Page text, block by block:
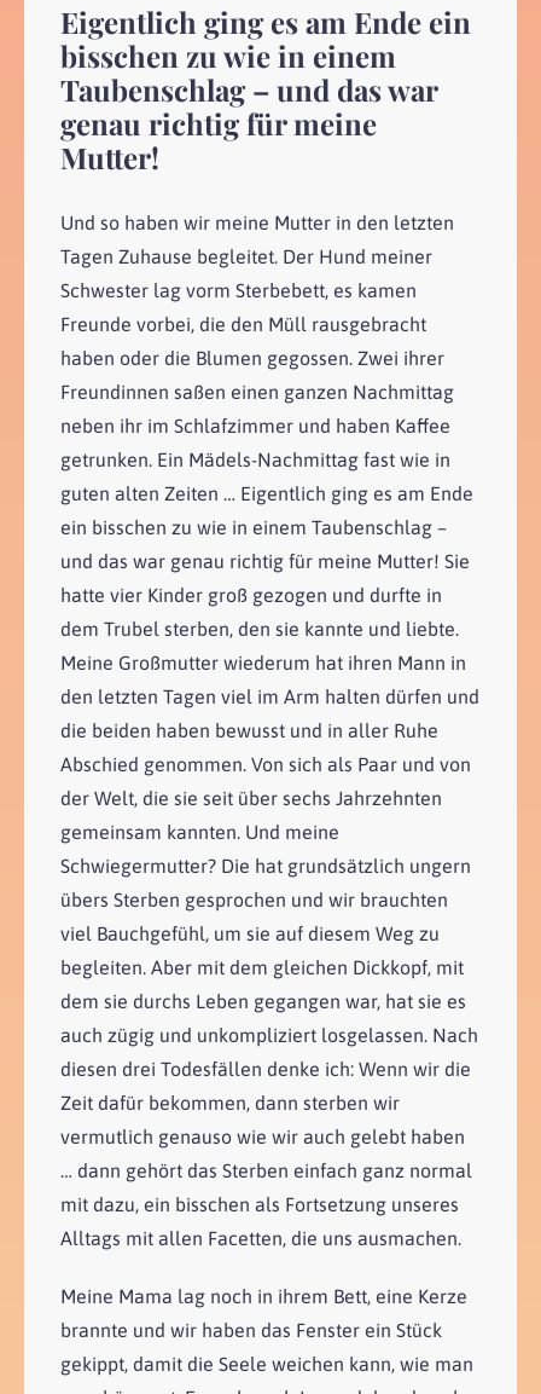
Eigentlich ging es am Ende ein
bisschen zu wie in einem
Taubenschlag – und das war
genau richtig für meine
Mutter!
Und so haben wir meine Mutter in den letzten
Tagen Zuhause begleitet. Der Hund meiner
Schwester lag vorm Sterbebett, es kamen
Freunde vorbei, die den Müll rausgebracht
haben oder die Blumen gegossen. Zwei ihrer
Freundinnen saßen einen ganzen Nachmittag
neben ihr im Schlafzimmer und haben Kaffee
getrunken. Ein Mädels-Nachmittag fast wie in
guten alten Zeiten … Eigentlich ging es am Ende
ein bisschen zu wie in einem Taubenschlag –
und das war genau richtig für meine Mutter! Sie
hatte vier Kinder groß gezogen und durfte in
dem Trubel sterben, den sie kannte und liebte.
Meine Großmutter wiederum hat ihren Mann in
den letzten Tagen viel im Arm halten dürfen und
die beiden haben bewusst und in aller Ruhe
Abschied genommen. Von sich als Paar und von
der Welt, die sie seit über sechs Jahrzehnten
gemeinsam kannten. Und meine
Schwiegermutter? Die hat grundsätzlich ungern
übers Sterben gesprochen und wir brauchten
viel Bauchgefühl, um sie auf diesem Weg zu
begleiten. Aber mit dem gleichen Dickkopf, mit
dem sie durchs Leben gegangen war, hat sie es
auch zügig und unkompliziert losgelassen. Nach
diesen drei Todesfällen denke ich: Wenn wir die
Zeit dafür bekommen, dann sterben wir
vermutlich genauso wie wir auch gelebt haben
… dann gehört das Sterben einfach ganz normal
mit dazu, ein bisschen als Fortsetzung unseres
Alltags mit allen Facetten, die uns ausmachen.
Meine Mama lag noch in ihrem Bett, eine Kerze
brannte und wir haben das Fenster ein Stück
gekippt, damit die Seele weichen kann, wie man